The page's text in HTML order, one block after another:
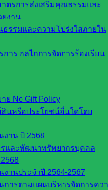
ตรการส่งเสริมคุณธรรมและ
ยงาน
รรมและความโปร่งใสภายใน
าร กลไกการจัดการร้องเรียน
ย No Gift Policy
นหรือประโยชน์อื่นใดโดย
งาน ปี 2568
รและพัฒนาทรัพยากรบุคคล
งานประจำปี 2564-2567
การตามแผนบริหารจัดการคว